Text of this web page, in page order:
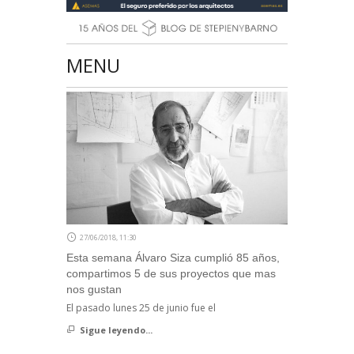
MENU
27/06/2018, 11:30
Esta semana Álvaro Siza cumplió 85 años,
compartimos 5 de sus proyectos que mas
nos gustan
El pasado lunes 25 de junio fue el
Sigue leyendo...